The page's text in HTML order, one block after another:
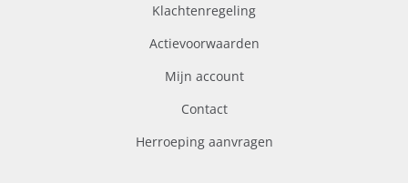
Klachtenregeling
Actievoorwaarden
Mijn account
Contact
Herroeping aanvragen